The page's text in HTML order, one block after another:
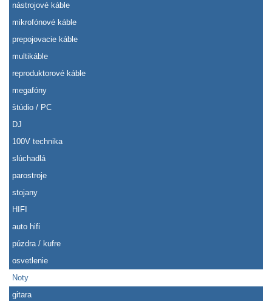
nástrojové káble
mikrofónové káble
prepojovacie káble
multikáble
reproduktorové káble
megafóny
štúdio / PC
DJ
100V technika
slúchadlá
parostroje
stojany
HIFI
auto hifi
púzdra / kufre
osvetlenie
Noty
gitara